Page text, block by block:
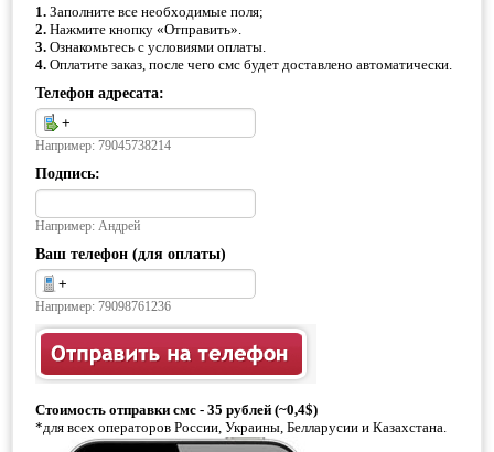
1. Заполните все необходимые поля;
2. Нажмите кнопку «Отправить».
3. Ознакомьтесь с условиями оплаты.
4. Оплатите заказ, после чего смс будет доставлено автоматически.
Телефон адресата:
Например: 79045738214
Подпись:
Например: Андрей
Ваш телефон (для оплаты)
Например: 79098761236
Стоимость отправки смс - 35 рублей (~0,4$)
*для всех операторов России, Украины, Белларусии и Казахстана.